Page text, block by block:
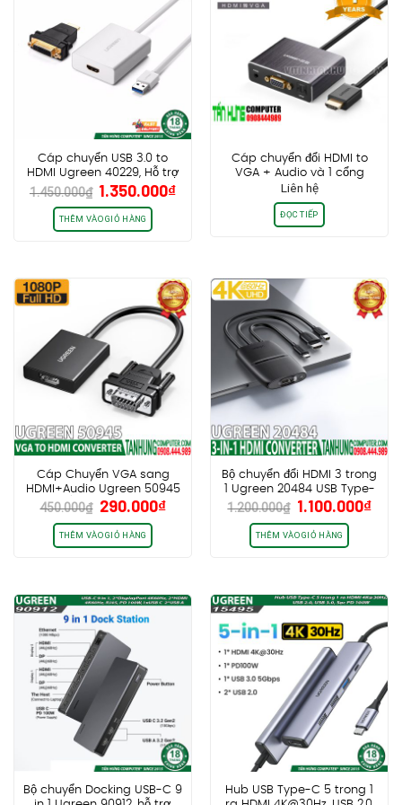
Cáp chuyển USB 3.0 to
HDMI Ugreen 40229, Hỗ trợ
2k, kèm đầu chuyển HDMI to
1.450.000₫ Giá
gốc
là:
1.450.000₫.
1.350.000₫Giá
THÊM VÀO GIỎ HÀNG
Cáp chuyển đổi HDMI to
VGA + Audio và 1 cổng
quang SPDIF chính hãng
Ugreen UG40282 cao cấp
Liên hệ
ĐỌC TIẾP
Cáp Chuyển VGA sang
HDMI+Audio Ugreen 50945
CM513 (dài 25cm, có cổng
trợ nguồn USB-C)
450.000₫ Giá
gốc
là:
450.000₫.
290.000₫Giá
THÊM VÀO GIỎ HÀNG
Bộ chuyển đổi HDMI 3 trong
1 Ugreen 20484 USB Type-
C, Mini DP, HDMI to HDMI
4K@60Hz
1.200.000₫ Giá
gốc
là:
1.200.000₫.
1.100.000₫Giá
THÊM VÀO GIỎ HÀNG
Bộ chuyển Docking USB-C 9
Hub USB Type-C 5 trong 1